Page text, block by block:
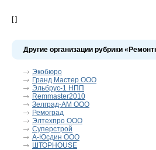
[ ]
Другие организации рубрики
Экобюро
Гранд Мастер ООО
Эльбрус-1 НПП
Remmaster2010
Зелград-АМ ООО
Ремоград
Элтехпро ООО
Суперстрой
А-Юсдин ООО
ШТОРHOUSE